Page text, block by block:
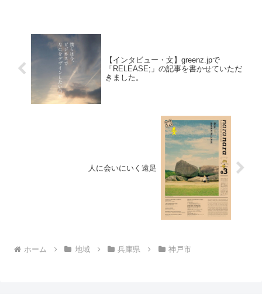
【インタビュー・文】greenz.jpで
「RELEASE;」の記事を書かせていただ
きました。
人に会いにいく遠足
ホーム 地域 兵庫県 神戸市